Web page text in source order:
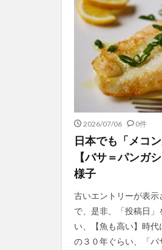
2026/07/06 0件
日本でも「メコ
【バサ＝パンガ
様子
古いエントリーが表
で、是非、「投稿日
い、【魚も高い】時代
の３０年ぐらい、「バ